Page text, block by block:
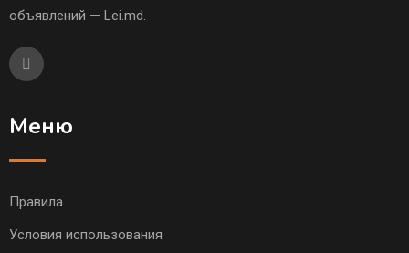
объявлений — Lei.md.
Меню
Правила
Условия использования